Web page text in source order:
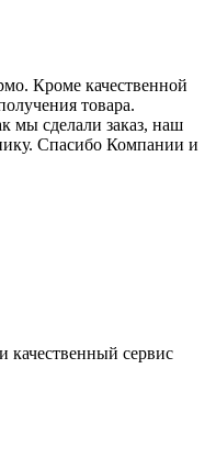
Кроме качественной
товара.
мы сделали заказ, наш
Спасибо Компании и
сервис